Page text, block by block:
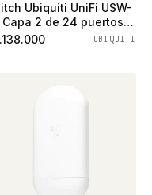
Ubiquiti UniFi USW-
Capa 2 de 24 puertos
gigabit y 2
UBIQUITI